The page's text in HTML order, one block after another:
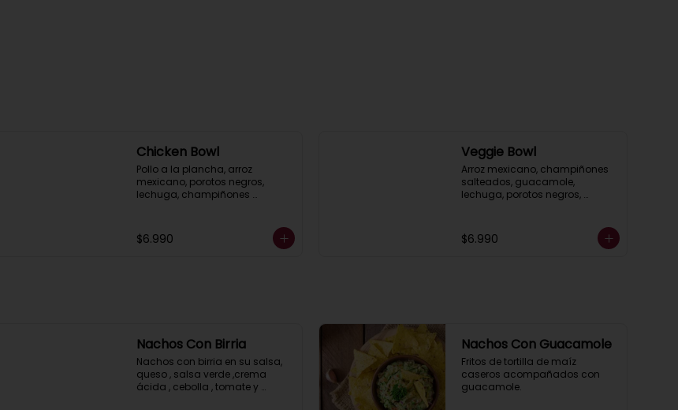
Chicken Bowl
Pollo a la plancha, arroz
mexicano, porotos negros,
lechuga, champiñones
cilantro.
$6.990
Veggie Bowl
Arroz mexicano, champiñones
salteados, guacamole,
lechuga, porotos negros,
de pico de gallo.
$6.990
Nachos Con Birria
Nachos con birria en su salsa,
queso , salsa verde ,crema
ácida , cebolla , tomate y
Nachos Con Guacamole
Fritos de tortilla de maíz
caseros acompañados con
guacamole.